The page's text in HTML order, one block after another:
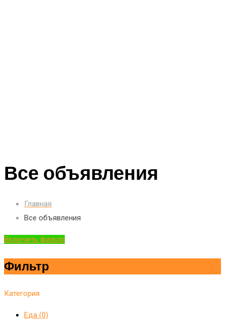
Все объявления
Главная
Все объявления
Включить фильтр
Фильтр
Категория
Еда (0)